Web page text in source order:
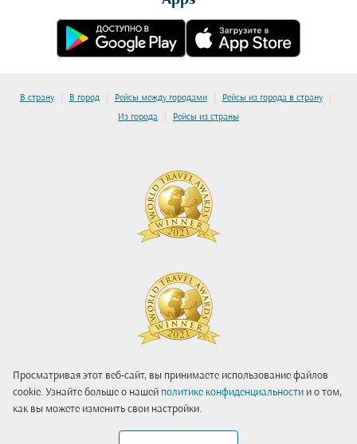
Просматривая этот веб-сайт, вы принимаете использование файлов
cookie. Узнайте больше о нашей политике конфиденциальности и о том,
как вы можете изменить свои настройки.
В страну | В город | Рейсы между городами | Рейсы из города в страну |
Из города | Рейсы из страны